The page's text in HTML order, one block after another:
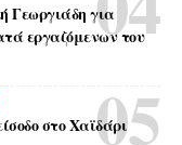
Γεωργιάδη για
εργαζόμενων του
στο Χαϊδάρι